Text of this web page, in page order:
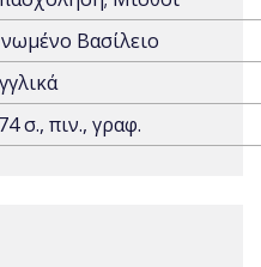
Βασίλειο
σ., πιν., γραφ.